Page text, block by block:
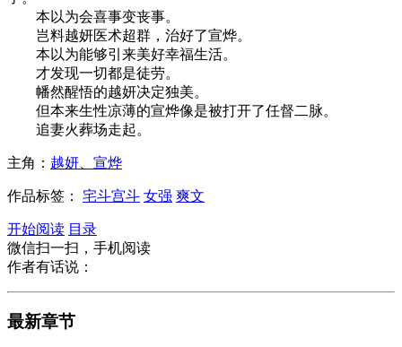
本以为会喜事变丧事。
岂料越妍医术超群，治好了宣烨。
本以为能够引来美好幸福生活。
才发现一切都是徒劳。
幡然醒悟的越妍决定独美。
但本来生性凉薄的宣烨像是被打开了任督二脉。
追妻火葬场走起。
主角： 越妍、宣烨
作品标签： 宅斗宫斗 女强 爽文
开始阅读 目录
微信扫一扫，手机阅读
作者有话说：
最新章节